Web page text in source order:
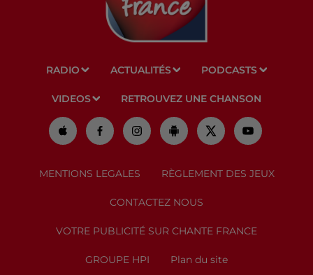
RADIO ACTUALITÉS PODCASTS
VIDEOS RETROUVEZ UNE CHANSON
MENTIONS LEGALES RÈGLEMENT DES JEUX
CONTACTEZ NOUS
VOTRE PUBLICITÉ SUR CHANTE FRANCE
GROUPE HPI Plan du site